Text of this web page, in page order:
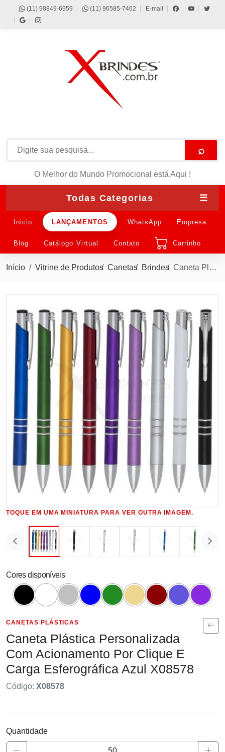
(11) 98849-6959 (11) 96585-7462 E-mail
⌕
O Melhor do Mundo Promocional está Aqui !
Todas Categorias ☰
Inicio LANÇAMENTOS WhatsApp Empresa
Blog Catálogo Virtual Contato Carrinho
Início Vitrine de Produtos Canetas Brindes Caneta Plástica Personalizada Com acionamento por clique e carga esferográfica azul X08578
TOQUE EM UMA MINIATURA PARA VER OUTRA IMAGEM.
Cores disponíveis
CANETAS PLÁSTICAS
Caneta Plástica Personalizada
Com Acionamento Por Clique E
Carga Esferográfica Azul X08578
Código: X08578
Quantidade